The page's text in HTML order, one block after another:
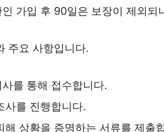
가입 후 90일은 보장이 제외되
주요 사항입니다.
를 통해 접수합니다.
사를 진행합니다.
해 상황을 증명하는 서류를 제출